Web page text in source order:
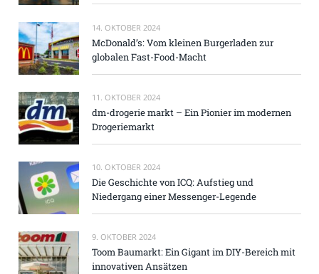
14. OKTOBER 2024
McDonald’s: Vom kleinen Burgerladen zur
globalen Fast-Food-Macht
11. OKTOBER 2024
dm-drogerie markt – Ein Pionier im modernen
Drogeriemarkt
10. OKTOBER 2024
Die Geschichte von ICQ: Aufstieg und
Niedergang einer Messenger-Legende
9. OKTOBER 2024
Toom Baumarkt: Ein Gigant im DIY-Bereich mit
innovativen Ansätzen